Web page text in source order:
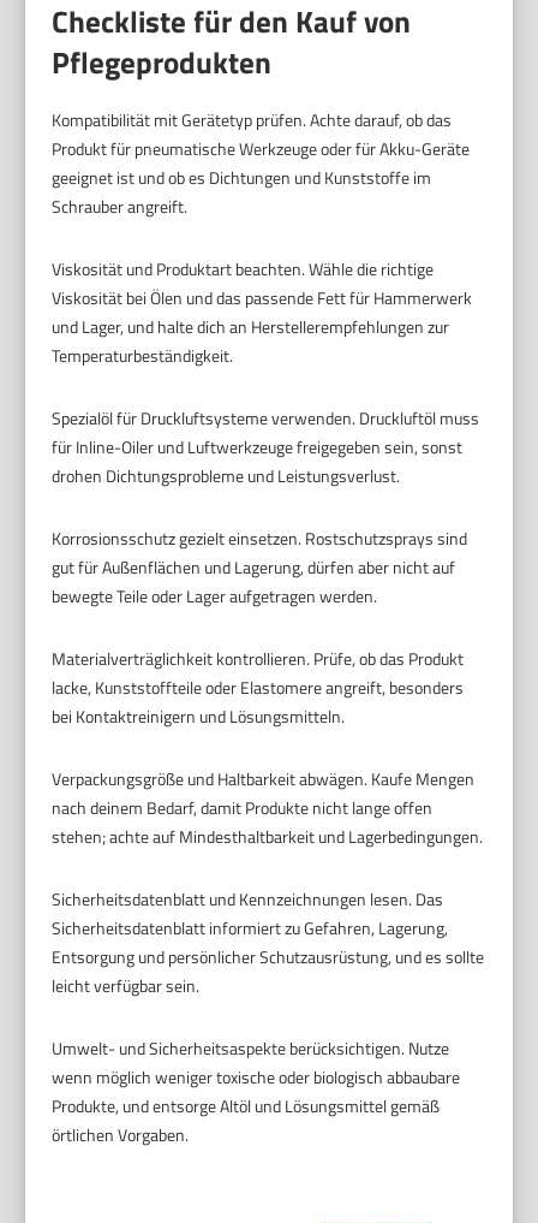
Checkliste für den Kauf von
Pflegeprodukten
Kompatibilität mit Gerätetyp prüfen. Achte darauf, ob das
Produkt für pneumatische Werkzeuge oder für Akku-Geräte
geeignet ist und ob es Dichtungen und Kunststoffe im
Schrauber angreift.
Viskosität und Produktart beachten. Wähle die richtige
Viskosität bei Ölen und das passende Fett für Hammerwerk
und Lager, und halte dich an Herstellerempfehlungen zur
Temperaturbeständigkeit.
Spezialöl für Druckluftsysteme verwenden. Druckluftöl muss
für Inline-Oiler und Luftwerkzeuge freigegeben sein, sonst
drohen Dichtungsprobleme und Leistungsverlust.
Korrosionsschutz gezielt einsetzen. Rostschutzsprays sind
gut für Außenflächen und Lagerung, dürfen aber nicht auf
bewegte Teile oder Lager aufgetragen werden.
Materialverträglichkeit kontrollieren. Prüfe, ob das Produkt
lacke, Kunststoffteile oder Elastomere angreift, besonders
bei Kontaktreinigern und Lösungsmitteln.
Verpackungsgröße und Haltbarkeit abwägen. Kaufe Mengen
nach deinem Bedarf, damit Produkte nicht lange offen
stehen; achte auf Mindesthaltbarkeit und Lagerbedingungen.
Sicherheitsdatenblatt und Kennzeichnungen lesen. Das
Sicherheitsdatenblatt informiert zu Gefahren, Lagerung,
Entsorgung und persönlicher Schutzausrüstung, und es sollte
leicht verfügbar sein.
Umwelt- und Sicherheitsaspekte berücksichtigen. Nutze
wenn möglich weniger toxische oder biologisch abbaubare
Produkte, und entsorge Altöl und Lösungsmittel gemäß
örtlichen Vorgaben.